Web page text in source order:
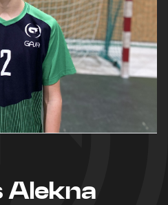
Alekna